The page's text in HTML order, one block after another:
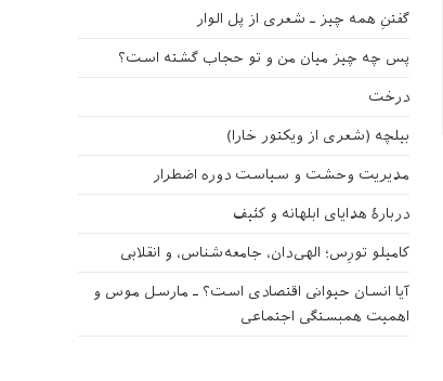
گفتنِ همه چیز ـ شعری از پل الوار
پس چه چیز میان من و تو حجاب گشته است؟
درخت
بیلچه (شعری از ویکتور خارا)
مدیریت وحشت و سیاست دوره اضطرار
دربارهٔ هدایای ابلهانه و کثیف
کامیلو تورِس؛ الهی‌دان، جامعه‌شناس، و انقلابی
آیا انسان حیوانی اقتصادی است؟ ـ مارسل موس و
اهمیت همبستگی اجتماعی